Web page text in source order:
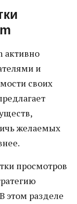
активно
и
своих
желаемых
просмотров
этом разделе